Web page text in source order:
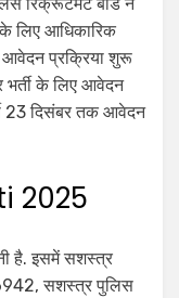
लिए आधिकारिक
आवेदन प्रक्रिया शुरू
भर्ती के लिए आवेदन
23 दिसंबर तक आवेदन
2025
है. इसमें सशस्त्र
सशस्त्र पुलिस